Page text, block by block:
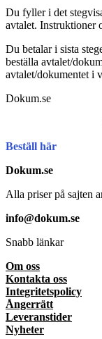
Du fyller i det
avtalet. Instruktioner
Du betalar i sista
beställa avtalet/
avtalet/dokumentet i
Dokum.se
Beställ här
Dokum.se
Alla priser på sajten
info@dokum.se
Snabb länkar
Om oss
Kontakta oss
Integritetspolicy
Ångerrätt
Leveranstider
Nyheter